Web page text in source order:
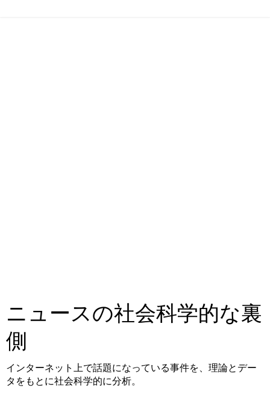
ニュースの社会科学的な裏
側
インターネット上で話題になっている事件を、理論とデー
タをもとに社会科学的に分析。